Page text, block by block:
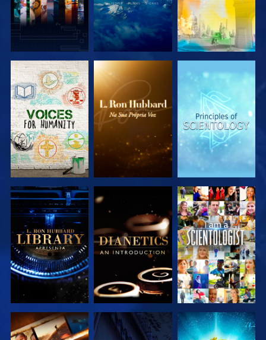
EXPLORAR A
SÉRIE
EXPLORAR A
SÉRIE
EXPLORAR A
SÉRIE
EXPLORAR A
SÉRIE
EXPLORAR A
SÉRIE
VER